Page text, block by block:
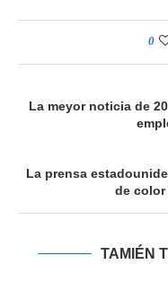
0
La meyor noticia de
La prensa
de color
TAMIÉN